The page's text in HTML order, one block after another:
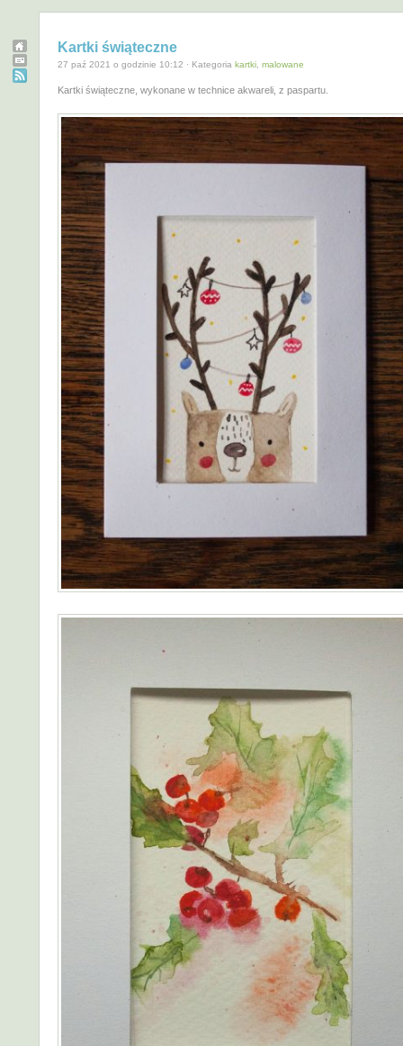
Kartki świąteczne
27 paź 2021 o godzinie 10:12 · Kategoria kartki malowane
Kartki świąteczne, wykonane w technice akwareli, z paspartu.